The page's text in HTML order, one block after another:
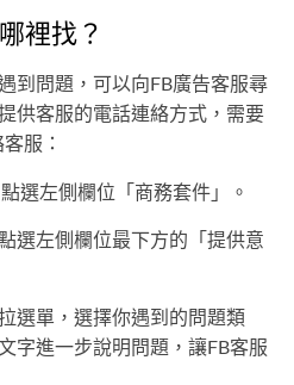
裡找？
到問題，可以向FB廣告客服尋
供客服的電話連絡方式，需要
服：
選左側欄位「商務套件」。
選左側欄位最下方的「提供意
選單，選擇你遇到的問題類
字進一步說明問題，讓FB客服